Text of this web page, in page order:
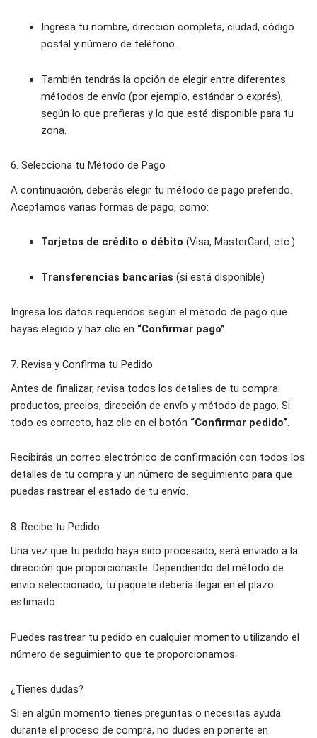
Ingresa tu nombre, dirección completa, ciudad, código
postal y número de teléfono.
También tendrás la opción de elegir entre diferentes
métodos de envío (por ejemplo, estándar o exprés),
según lo que prefieras y lo que esté disponible para tu
zona.
6. Selecciona tu Método de Pago
A continuación, deberás elegir tu método de pago preferido.
Aceptamos varias formas de pago, como:
Tarjetas de crédito o débito (Visa, MasterCard, etc.)
Transferencias bancarias (si está disponible)
Ingresa los datos requeridos según el método de pago que
hayas elegido y haz clic en “Confirmar pago”.
7. Revisa y Confirma tu Pedido
Antes de finalizar, revisa todos los detalles de tu compra:
productos, precios, dirección de envío y método de pago. Si
todo es correcto, haz clic en el botón “Confirmar pedido”.
Recibirás un correo electrónico de confirmación con todos los
detalles de tu compra y un número de seguimiento para que
puedas rastrear el estado de tu envío.
8. Recibe tu Pedido
Una vez que tu pedido haya sido procesado, será enviado a la
dirección que proporcionaste. Dependiendo del método de
envío seleccionado, tu paquete debería llegar en el plazo
estimado.
Puedes rastrear tu pedido en cualquier momento utilizando el
número de seguimiento que te proporcionamos.
¿Tienes dudas?
Si en algún momento tienes preguntas o necesitas ayuda
durante el proceso de compra, no dudes en ponerte en